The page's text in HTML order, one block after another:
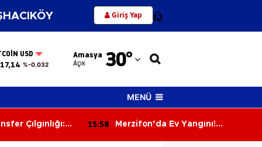
Giriş Yap 12
USD
%-0.032
Amasya
Açık 30°
Adana
Adıyaman
Ağrı
Amasya
MENÜ
Çılgınlığı:
15:58
Merzifon’da Ev Yangını!